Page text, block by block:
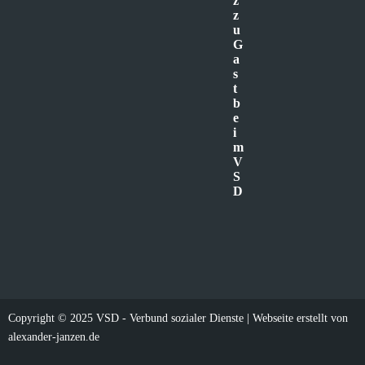
z
u
G
a
s
t
b
e
i
m
V
S
D
Copyright © 2025 VSD - Verbund sozialer Dienste | Webseite erstellt von
alexander-janzen.de